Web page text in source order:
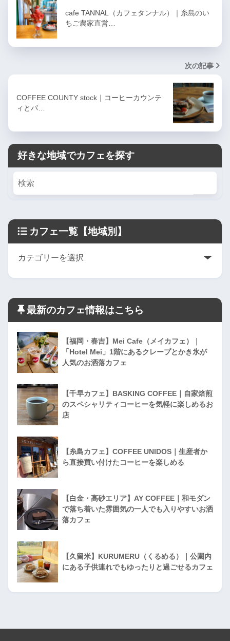
cafe TANNAL（カフェタンナル）｜糸島のい
ちご農家直営…
次の記事
COFFEE COUNTY stock｜コーヒーカウンテ
ィとパ…
好きな地域でカフェを探す
カフェ一覧【地域別】
最新のカフェ情報はこちら
【福岡・春吉】Mei Cafe（メイカフェ）｜
「Hotel Mei」1階にあるクレープとかき氷が
人気のお洒落カフェ
【千早カフェ】BASKING COFFEE｜自家焙煎
のスペシャリティコーヒーを気軽に楽しめるお
店
【糸島カフェ】COFFEE UNIDOS｜生産者か
ら直接買い付けたコーヒーを楽しめる
【白金・高砂エリア】AY COFFEE｜和モダン
で落ち着いた雰囲気の一人でも入りやすいお洒
落カフェ
【久留米】KURUMERU（くるめる）｜公園内
にある子供連れでもゆったりと過ごせるカフェ